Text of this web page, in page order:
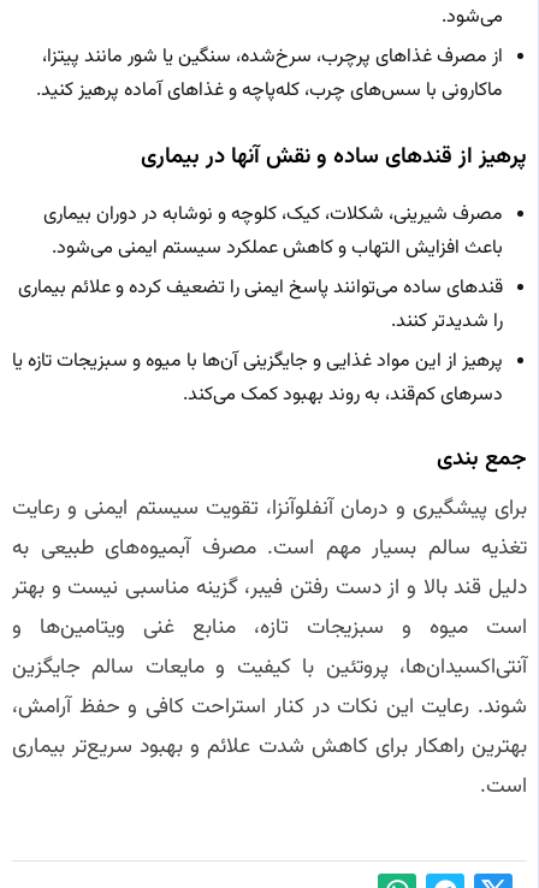
می‌شود.
از مصرف غذاهای پرچرب، سرخ‌شده، سنگین یا شور مانند پیتزا،
ماکارونی با سس‌های چرب، کله‌پاچه و غذاهای آماده پرهیز کنید.
پرهیز از قندهای ساده و نقش آنها در بیماری
مصرف شیرینی، شکلات، کیک، کلوچه و نوشابه در دوران بیماری
باعث افزایش التهاب و کاهش عملکرد سیستم ایمنی می‌شود.
قندهای ساده می‌توانند پاسخ ایمنی را تضعیف کرده و علائم بیماری
را شدیدتر کنند.
پرهیز از این مواد غذایی و جایگزینی آن‌ها با میوه و سبزیجات تازه یا
دسرهای کم‌قند، به روند بهبود کمک می‌کند.
جمع‌ بندی
برای پیشگیری و درمان آنفلوآنزا، تقویت سیستم ایمنی و رعایت
تغذیه سالم بسیار مهم است. مصرف آبمیوه‌های طبیعی به
دلیل قند بالا و از دست رفتن فیبر، گزینه مناسبی نیست و بهتر
است میوه و سبزیجات تازه، منابع غنی ویتامین‌ها و
آنتی‌اکسیدان‌ها، پروتئین با کیفیت و مایعات سالم جایگزین
شوند. رعایت این نکات در کنار استراحت کافی و حفظ آرامش،
بهترین راهکار برای کاهش شدت علائم و بهبود سریع‌تر بیماری
است.